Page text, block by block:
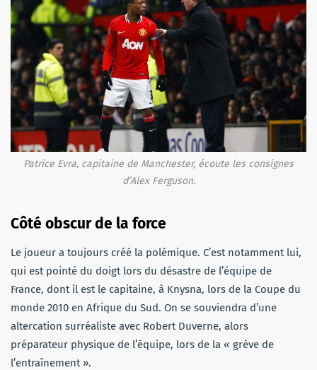
Patrice Evra, capitaine de Manchester, écoute les consignes
d’Alex Ferguson.
Côté obscur de la force
Le joueur a toujours créé la polémique. C’est notamment lui,
qui est pointé du doigt lors du désastre de l’équipe de
France, dont il est le capitaine, à Knysna, lors de la Coupe du
monde 2010 en Afrique du Sud. On se souviendra d’une
altercation surréaliste avec Robert Duverne, alors
préparateur physique de l’équipe, lors de la « grève de
l’entraînement ».